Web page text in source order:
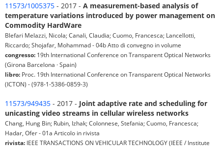
11573/1005375 - 2017 - A measurement-based analysis of
temperature variations introduced by power management on
Commodity HardWare
Blefari Melazzi, Nicola; Canali, Claudia; Cuomo, Francesca; Lancellotti,
Riccardo; Shojafar, Mohammad - 04b Atto di convegno in volume
congresso: 19th International Conference on Transparent Optical Networks
(Girona Barcelona · Spain)
libro: Proc. 19th International Conference on Transparent Optical Networks
(ICTON) - (978-1-5386-0859-3)
11573/949435 - 2017 - Joint adaptive rate and scheduling for
unicasting video streams in cellular wireless networks
Chang, Hung Bin; Rubin, Izhak; Colonnese, Stefania; Cuomo, Francesca;
Hadar, Ofer - 01a Articolo in rivista
rivista: IEEE TRANSACTIONS ON VEHICULAR TECHNOLOGY (IEEE / Institute